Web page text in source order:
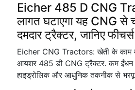
Eicher 485 D CNG
लागत घटाएगा यह CNG से
दमदार ट्रैक्टर, जानिए फीचर्स
Eicher CNG Tractors: खेती के काम में
आयशर 485 डी CNG ट्रैक्टर. कम ईंधन
हाइड्रोलिक और आधुनिक तकनीक से